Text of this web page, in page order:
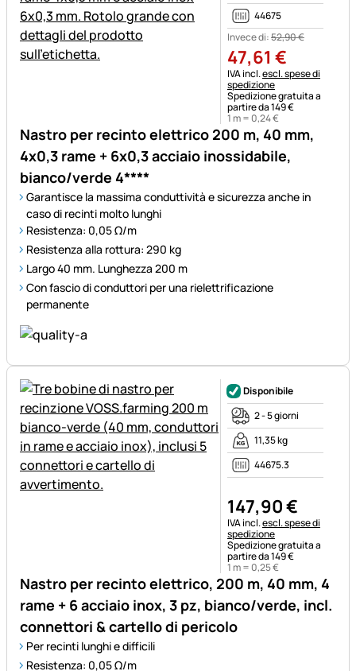
Nastro per recinto elettrico 200 m, 40 mm,
4x0,3 rame + 6x0,3 acciaio inossidabile,
bianco/verde 4****
Garantisce la massima conduttività e sicurezza anche in
caso di recinti molto lunghi
Resistenza: 0,05 Ω/m
Resistenza alla rottura: 290 kg
Largo 40 mm. Lunghezza 200 m
Con fascio di conduttori per una rielettrificazione
permanente
44675
Invece di:52,90€
47,61 €
Informazioni fiscali:
IVA incl.escl. spese di
spedizione
Spedizione gratuita a
partire da 149 €
1 m = 0,24€
Nastro per recinto elettrico, 200 m, 40 mm, 4
rame + 6 acciaio inox, 3 pz, bianco/verde, incl.
connettori & cartello di pericolo
Per recinti lunghi e difficili
Resistenza: 0,05 Ω/m
Disponibile
2 - 5 giorni
11,35 kg
44675.3
147,90€
Informazioni fiscali:
IVA incl.escl. spese di
spedizione
Spedizione gratuita a
partire da 149 €
1 m = 0,25€